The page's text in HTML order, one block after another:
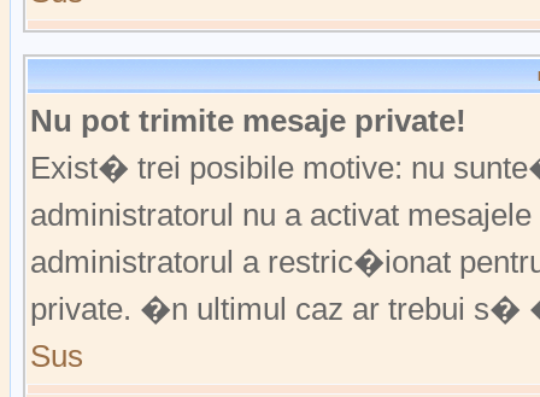
Nu pot trimite mesaje private!
Exist� trei posibile motive: nu
administratorul nu a activat
administratorul a restric�ionat
private. �n ultimul caz ar trebui s�
Sus